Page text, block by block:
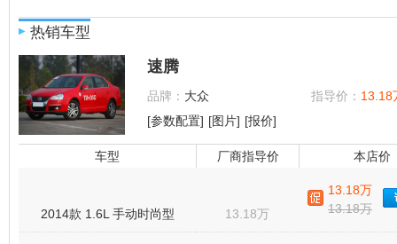
▶ 热销车型
速腾
品牌： 大众 指导价： 13.18
[参数配置] [图片] [报价]
车型 厂商指导价 本店价
2014款 1.6L 手动时尚型 13.18万
13.18万
13.18万